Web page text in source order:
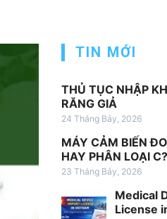
n
u
f
o
r
D
c
TIN MỚI
THỦ TỤC NHẬP
RĂNG GIẢ
24 Tháng Bảy, 2026
MÁY CẢM BIẾN
HAY PHÂN LOẠI C?
23 Tháng Bảy, 2026
Medical
License